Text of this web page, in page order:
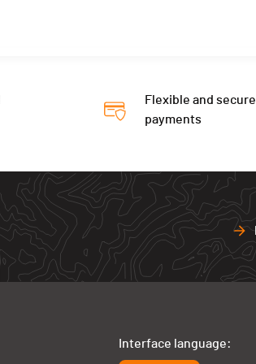
Flexible and secure
payments
Interface language: